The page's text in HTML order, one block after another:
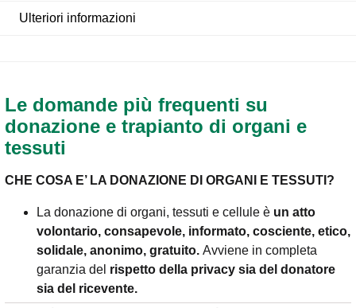
Ulteriori informazioni
Le domande più frequenti su
donazione e trapianto di organi e
tessuti
CHE COSA E’ LA DONAZIONE DI ORGANI E TESSUTI?
La donazione di organi, tessuti e cellule è un atto
volontario, consapevole, informato, cosciente, etico,
solidale, anonimo, gratuito. Avviene in completa
garanzia del rispetto della privacy sia del donatore
sia del ricevente.